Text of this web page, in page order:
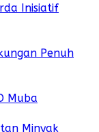
Inisiatif
Penuh
Muba
Minyak